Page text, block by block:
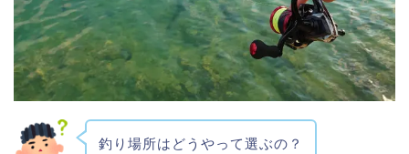
釣り場所はどうやって選ぶの？